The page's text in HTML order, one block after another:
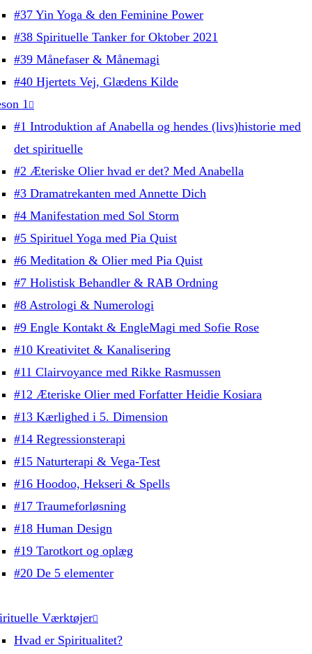
#37 Yin Yoga & den Feminine Power
#38 Spirituelle Tanker for Oktober 2021
#39 Månefaser & Månemagi
#40 Hjertets Vej, Glædens Kilde
1
#1 Introduktion af Anabella og hendes (livs)historie med
det spirituelle
#2 Æteriske Olier hvad er det? Med Anabella
#3 Dramatrekanten med Annette Dich
#4 Manifestation med Sol Storm
#5 Spirituel Yoga med Pia Quist
#6 Meditation & Olier med Pia Quist
#7 Holistisk Behandler & RAB Ordning
#8 Astrologi & Numerologi
#9 Engle Kontakt & EngleMagi med Sofie Rose
#10 Kreativitet & Kanalisering
#11 Clairvoyance med Rikke Rasmussen
#12 Æteriske Olier med Forfatter Heidie Kosiara
#13 Kærlighed i 5. Dimension
#14 Regressionsterapi
#15 Naturterapi & Vega-Test
#16 Hoodoo, Hekseri & Spells
#17 Traumeforløsning
#18 Human Design
#19 Tarotkort og oplæg
#20 De 5 elementer
Værktøjer
Hvad er Spiritualitet?